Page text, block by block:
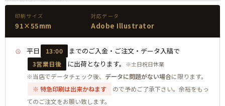
印刷サイズ
91×55mm
対応データ
Adobe Illustrator
平日 13:00 までのご入金・ご注文・データ入稿で
3営業日後 に出荷となります。 ※土日祝日休業
※当店でデータチェック後、 データに問題がない場合に限ります。
※ 特急印刷は出来かねます
ので予めご了承下さい。余裕をもっ
てのご注文をお願い致します。